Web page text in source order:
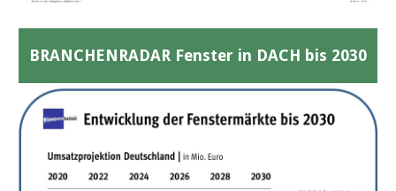
BRANCHENRADAR Fenster in DACH bis 2030